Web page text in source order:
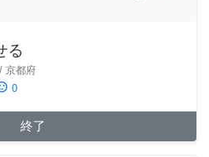
る
/ 京都府
0
終了